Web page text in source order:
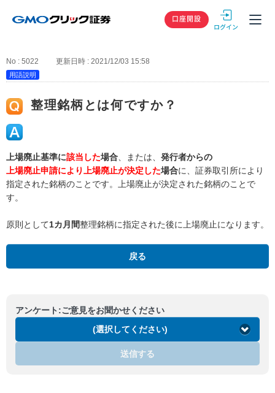
GMOクリック
口座開設
No : 5022 更新日時 : 2021/12/03 15:58
用語説明
整理銘柄とは何ですか？
上場廃止基準に該当した場合 、または、 発行者からの
上場廃止申請により上場廃止が決定した場合に、証券取引所により
指定された銘柄のことです。上場廃止が決定された銘柄のことで
す。
原則として1カ月間整理銘柄に指定された後に上場廃止になります。
戻る
アンケート:ご意見をお聞かせください
(選択してください)
送信する